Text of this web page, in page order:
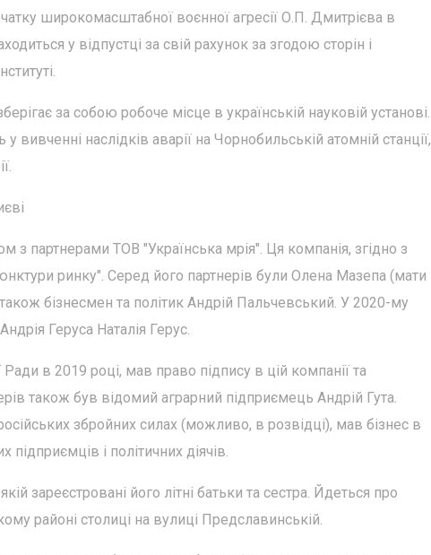
широкомасштабної воєнної агресії О.П. Дмитрієва в
у відпустці за свій рахунок за згодою сторін і
за собою робоче місце в українській науковій установі.
вивченні наслідків аварії на Чорнобильській атомній станції,
партнерами ТОВ "Українська мрія". Ця компанія, згідно з
ринку". Серед його партнерів були Олена Мазепа (мати
бізнесмен та політик Андрій Пальчевський. У 2020-му
Геруса Наталія Герус.
в 2019 році, мав право підпису в цій компанії та
також був відомий аграрний підприємець Андрій Гута.
збройних силах (можливо, в розвідці), мав бізнес в
і політичних діячів.
зареєстровані його літні батьки та сестра. Йдеться про
районі столиці на вулиці Предславинській.